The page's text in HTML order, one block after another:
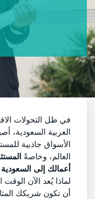
في ظل التحولات
العربية السعودية،
الأسواق جاذبية
العالم، وخاصةً
أعمالك إلى
لماذا يُعد الآن
أن تكون شريكك